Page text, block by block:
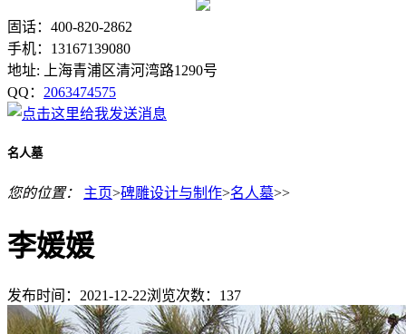
固话：400-820-2862
手机：13167139080
地址: 上海青浦区清河湾路1290号
QQ： 2063474575
名人墓
您的位置： 主页>碑雕设计与制作>名人墓>>
李媛媛
发布时间：2021-12-22浏览次数： 137